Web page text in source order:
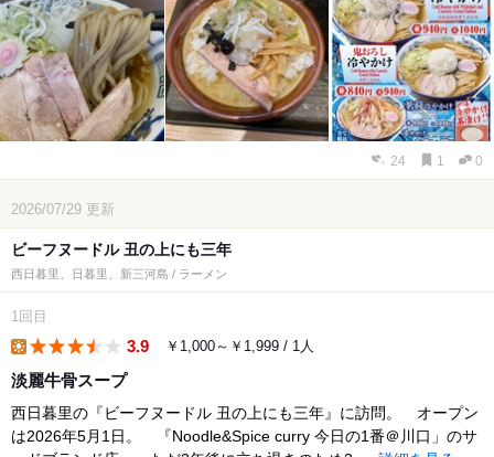
24 1 0
2026/07/29 更新
ビーフヌードル 丑の上にも三年
西日暮里、日暮里、新三河島 / ラーメン
1回目
3.9 ￥1,000～￥1,999 / 1人
淡麗牛骨スープ
西日暮里の『ビーフヌードル 丑の上にも三年』に訪問。 オープン
は2026年5月1日。 『Noodle&Spice curry 今日の1番＠川口」のサ